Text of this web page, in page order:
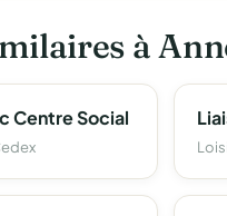
à
Centre Social